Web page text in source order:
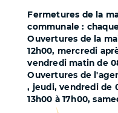
Fermetures de la
communale :
Ouvertures de la
12h00, mercredi
vendredi matin de
Ouvertures de
, jeudi, vendredi de
13h00 à 17h00,